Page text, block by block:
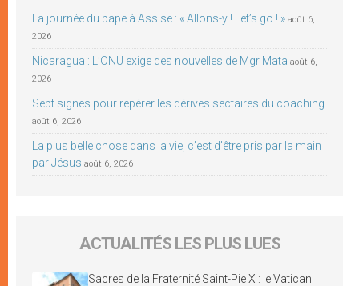
La journée du pape à Assise : « Allons-y ! Let’s go ! » août 6,
2026
Nicaragua : L’ONU exige des nouvelles de Mgr Mata août 6,
2026
Sept signes pour repérer les dérives sectaires du coaching
août 6, 2026
La plus belle chose dans la vie, c’est d’être pris par la main
par Jésus août 6, 2026
ACTUALITÉS LES PLUS LUES
Sacres de la Fraternité Saint-Pie X : le Vatican